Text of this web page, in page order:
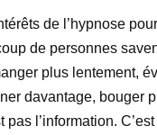
de l’hypnose
de personnes
plus lentement,
davantage, bouger
pas l’information.